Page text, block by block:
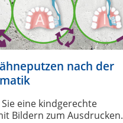
nach der
eine kindgerechte
Bildern zum Ausdrucken.